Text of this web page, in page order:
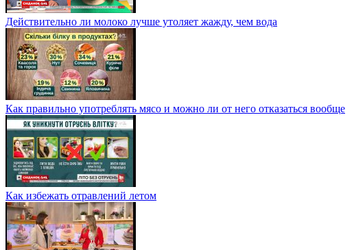
Действительно ли молоко лучше утоляет жажду, чем вода
Как правильно употреблять мясо и можно ли от него отказаться вообще
Как избежать отравлений летом